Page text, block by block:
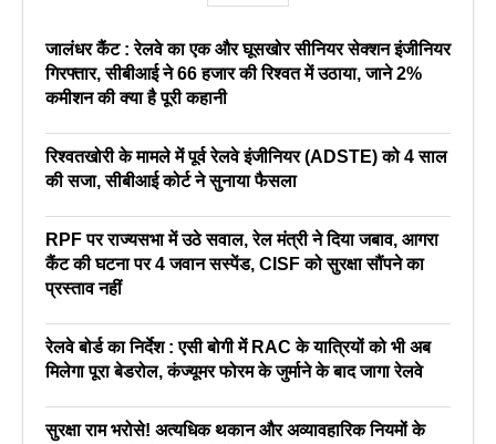
जालंधर कैंट : रेलवे का एक और घूसखोर सीनियर सेक्शन इंजीनियर
गिरफ्तार, सीबीआई ने 66 हजार की रिश्वत में उठाया, जाने 2%
कमीशन की क्या है पूरी कहानी
रिश्वतखोरी के मामले में पूर्व रेलवे इंजीनियर (ADSTE) को 4 साल
की सजा, सीबीआई कोर्ट ने सुनाया फैसला
RPF पर राज्यसभा में उठे सवाल, रेल मंत्री ने दिया जबाव, आगरा
कैंट की घटना पर 4 जवान सस्पेंड, CISF को सुरक्षा सौंपने का
प्रस्ताव नहीं
रेलवे बोर्ड का निर्देश : एसी बोगी में RAC के यात्रियों को भी अब
मिलेगा पूरा बेडरोल, कंज्यूमर फोरम के जुर्माने के बाद जागा रेलवे
सुरक्षा राम भरोसे! अत्यधिक थकान और अव्यावहारिक नियमों के